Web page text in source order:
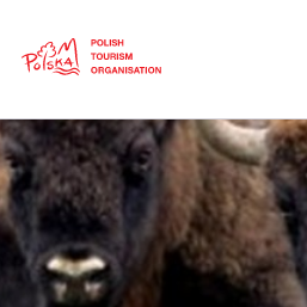
Polski
Česká 中国
Dansk
Español